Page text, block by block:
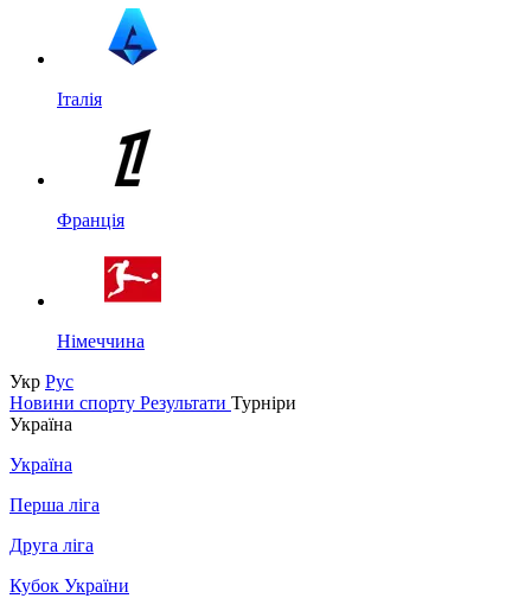
Італія
Франція
Німеччина
Укр Рус
Новини спорту Результати Турніри
Україна
Україна
Перша ліга
Друга ліга
Кубок України